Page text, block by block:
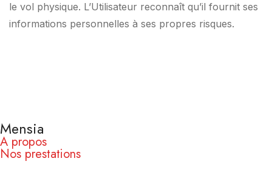
le vol physique. L’Utilisateur reconnaît qu’il fournit ses
informations personnelles à ses propres risques.
Mensia
A propos
Nos prestations